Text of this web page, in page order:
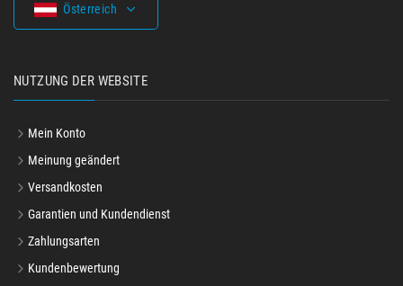
Österreich
NUTZUNG DER WEBSITE
Mein Konto
Meinung geändert
Versandkosten
Garantien und Kundendienst
Zahlungsarten
Kundenbewertung